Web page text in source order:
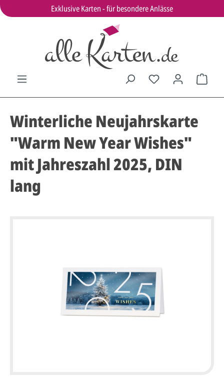
Exklusive Karten - für besondere Anlässe
Winterliche Neujahrskarte
"Warm New Year Wishes"
mit Jahreszahl 2025, DIN
lang